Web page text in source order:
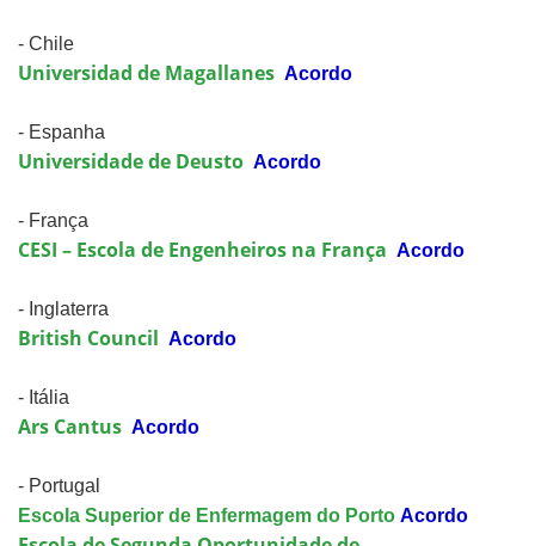
- Chile
Universidad de Magallanes Acordo
- Espanha
Universidade de Deusto Acordo
- França
CESI – Escola de Engenheiros na França Acordo
- Inglaterra
British Council Acordo
- Itália
Ars Cantus Acordo
- Portugal
Escola Superior de Enfermagem do Porto Acordo